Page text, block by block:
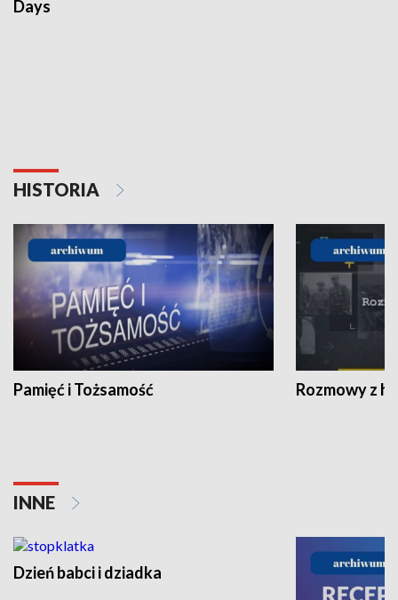
Days
HISTORIA
Pamięć i Tożsamość Rozmowy z
INNE
Dzień babci i dziadka